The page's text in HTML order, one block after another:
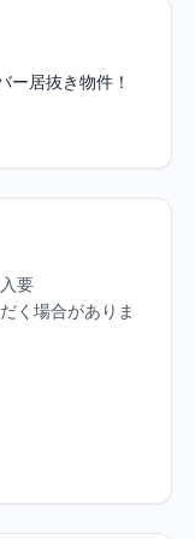
ー居抜き物件！
要
く場合がありま